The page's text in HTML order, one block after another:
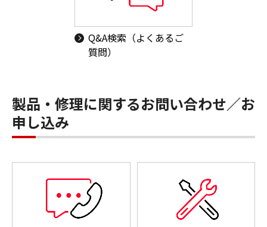
Q&A検索（よくあるご
質問）
製品・修理に関するお問い合わせ／お
申し込み